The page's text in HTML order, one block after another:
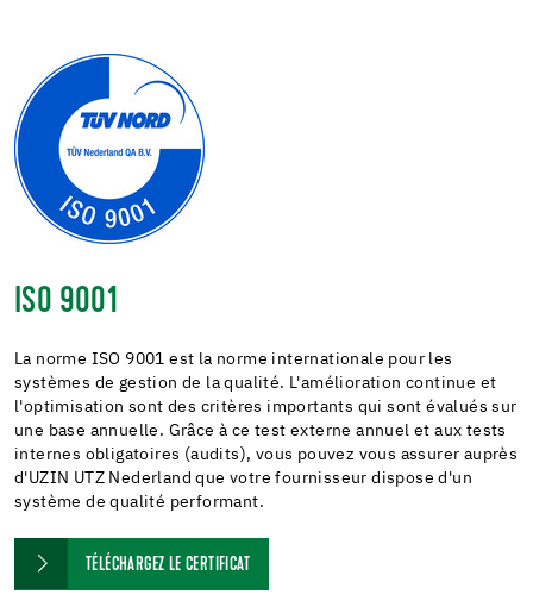
ISO 9001
La norme ISO 9001 est la norme internationale pour les
systèmes de gestion de la qualité. L'amélioration continue et
l'optimisation sont des critères importants qui sont évalués sur
une base annuelle. Grâce à ce test externe annuel et aux tests
internes obligatoires (audits), vous pouvez vous assurer auprès
d'UZIN UTZ Nederland que votre fournisseur dispose d'un
système de qualité performant.
TÉLÉCHARGEZ LE CERTIFICAT